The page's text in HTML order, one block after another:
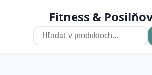
Fitness &